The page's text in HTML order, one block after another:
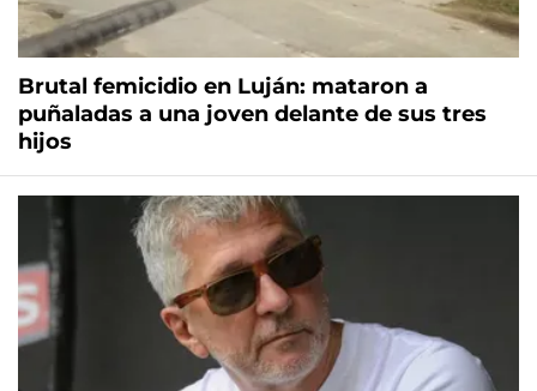
Brutal femicidio en Luján: mataron a
puñaladas a una joven delante de sus tres
hijos